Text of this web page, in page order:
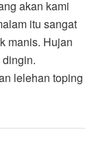
akan kami
itu sangat
manis. Hujan
lelehan toping